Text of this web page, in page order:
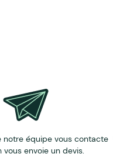
notre équipe vous contacte
vous envoie un devis.